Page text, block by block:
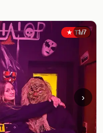
›
1/7
★ Топ